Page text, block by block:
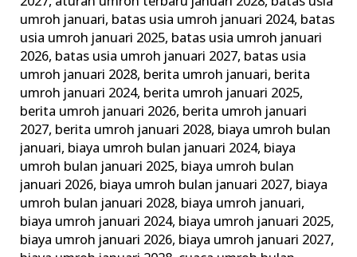
umroh januari, batas usia umroh januari 2024, batas
usia umroh januari 2025, batas usia umroh januari
2026, batas usia umroh januari 2027, batas usia
umroh januari 2028, berita umroh januari, berita
umroh januari 2024, berita umroh januari 2025,
berita umroh januari 2026, berita umroh januari
2027, berita umroh januari 2028, biaya umroh bulan
januari, biaya umroh bulan januari 2024, biaya
umroh bulan januari 2025, biaya umroh bulan
januari 2026, biaya umroh bulan januari 2027, biaya
umroh bulan januari 2028, biaya umroh januari,
biaya umroh januari 2024, biaya umroh januari 2025,
biaya umroh januari 2026, biaya umroh januari 2027,